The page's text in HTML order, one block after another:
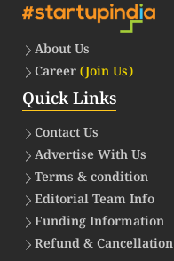
About Us
Career(Join Us)
Quick Links
Contact Us
Advertise With Us
Terms & condition
Editorial Team Info
Funding Information
Refund & Cancellation